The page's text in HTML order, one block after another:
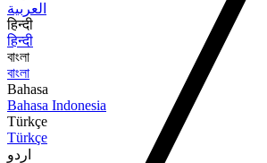
العربية
हिन्दी
हिन्दी
বাংলা
বাংলা
Bahasa
Bahasa Indonesia
Türkçe
Türkçe
اردو